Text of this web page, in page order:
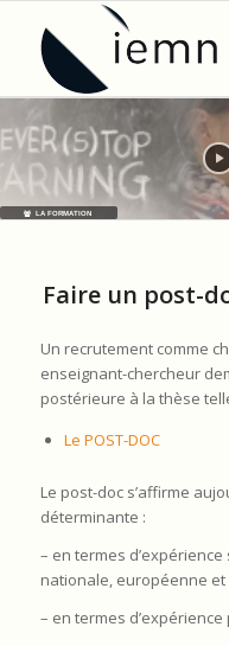
LA FORMATION
Faire un post-
Un recrutement comme
enseignant-chercheur
postérieure à la thèse
Le POST-DOC
Le post-doc s’affirme
déterminante :
– en termes
nationale, européenne
– en termes